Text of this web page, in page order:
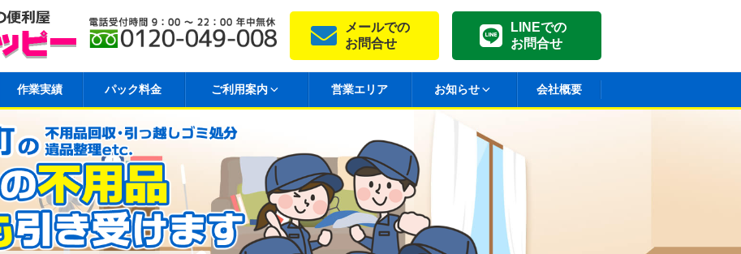
メールでの
お問合せ
LINEでの
お問合せ
作業実績 パック料金 ご利用案内 営業エリア お知らせ 会社概要